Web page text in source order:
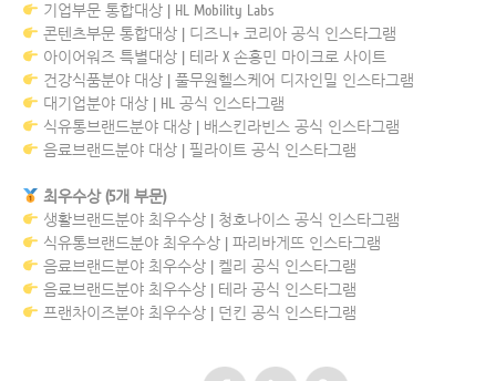
기업부문 통합대상 | HL Mobility Labs
콘텐츠부문 통합대상 | 디즈니+ 코리아 공식 인스타그램
아이어워즈 특별대상 | 테라 X 손흥민 마이크로 사이트
건강식품분야 대상 | 풀무원헬스케어 디자인밀 인스타그램
대기업분야 대상 | HL 공식 인스타그램
식유통브랜드분야 대상 | 배스킨라빈스 공식 인스타그램
음료브랜드분야 대상 | 필라이트 공식 인스타그램
최우수상 (5개 부문)
생활브랜드분야 최우수상 | 청호나이스 공식 인스타그램
식유통브랜드분야 최우수상 | 파리바게뜨 인스타그램
음료브랜드분야 최우수상 | 켈리 공식 인스타그램
음료브랜드분야 최우수상 | 테라 공식 인스타그램
프랜차이즈분야 최우수상 | 던킨 공식 인스타그램